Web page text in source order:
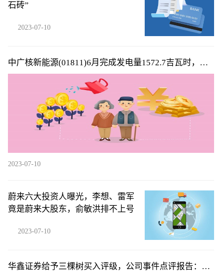
石砖”
2023-07-10
中广核新能源(01811)6月完成发电量1572.7吉瓦时，同
比减少6.6%
2023-07-10
蔚来六大投资人曝光，李想、雷军
竟是蔚来大股东，俞敏洪排不上号
2023-07-10
华鑫证券给予三棵树买入评级，公司事件点评报告：Q2